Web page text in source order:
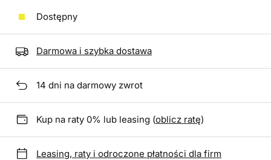
Dostępny
Darmowa i szybka dostawa
14 dni na darmowy zwrot
Kup na raty 0% lub leasing (oblicz ratę)
Leasing, raty i odroczone płatności dla firm